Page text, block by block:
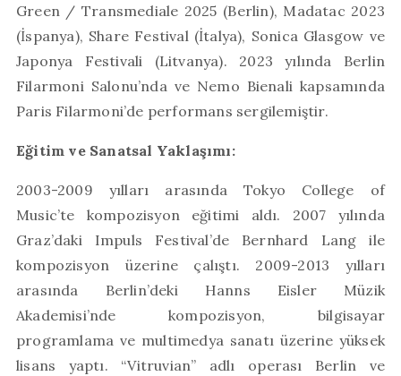
Green / Transmediale 2025 (Berlin), Madatac 2023
(İspanya), Share Festival (İtalya), Sonica Glasgow ve
Japonya Festivali (Litvanya). 2023 yılında Berlin
Filarmoni Salonu’nda ve Nemo Bienali kapsamında
Paris Filarmoni’de performans sergilemiştir.
Eğitim ve Sanatsal Yaklaşımı:
2003-2009 yılları arasında Tokyo College of
Music’te kompozisyon eğitimi aldı. 2007 yılında
Graz’daki Impuls Festival’de Bernhard Lang ile
kompozisyon üzerine çalıştı. 2009-2013 yılları
arasında Berlin’deki Hanns Eisler Müzik
Akademisi’nde kompozisyon, bilgisayar
programlama ve multimedya sanatı üzerine yüksek
lisans yaptı. “Vitruvian” adlı operası Berlin ve